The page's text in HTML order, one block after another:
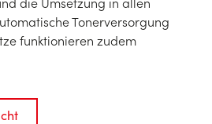
Tonerversorgung
funktionieren zudem